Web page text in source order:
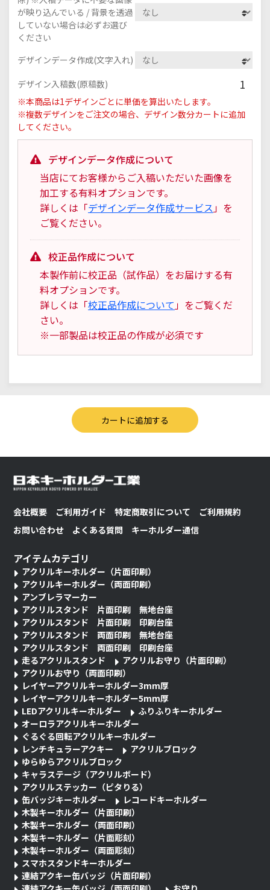
が映り込んでいる / 背景を透過
していない場合は必ずお選び
ください
デザインデータ作成(文字入れ)
デザイン入稿数(原稿数) 1
※本商品は1デザインごとに単価を算出いたします。
※複数デザインをご注文の場合、デザイン数分カートに追加
してください。
デザインデータ作成について
当店にてお客様からご入稿いただいた画像を
加工する有料オプションです。
詳しくは「デザインデータ作成サービス」を
ご覧ください。
校正品作成について
本製作前に校正品（試作品）をお届けする有
料オプションです。
詳しくは「校正品作成について」をご覧くだ
さい。
※一部製品は校正品の作成が必須です
会社概要 ご利用ガイド 特定商取引について
ご利用規約
お問い合わせ
よくある質問 キーホルダー通信
アイテムカテゴリ
アクリルキーホルダー（片面印刷）
アクリルキーホルダー（両面印刷）
アンブレラマーカー
アクリルスタンド 片面印刷 無地台座
アクリルスタンド 片面印刷 印刷台座
アクリルスタンド 両面印刷 無地台座
アクリルスタンド 両面印刷 印刷台座
走るアクリルスタンド
アクリルお守り（片面印刷）
アクリルお守り（両面印刷）
レイヤーアクリルキーホルダー3mm厚
レイヤーアクリルキーホルダー5mm厚
LEDアクリルキーホルダー
ふりふりキーホルダー
オーロラアクリルキーホルダー
ぐるぐる回転アクリルキーホルダー
レンチキュラーアクキー
アクリルブロック
ゆらゆらアクリルブロック
キャラステージ（アクリルボード）
アクリルステッカー（ピタりる）
缶バッジキーホルダー
レコードキーホルダー
木製キーホルダー（片面印刷）
木製キーホルダー（両面印刷）
木製キーホルダー（片面彫刻）
木製キーホルダー（両面彫刻）
スマホスタンドキーホルダー
連結アクキー缶バッジ（片面印刷）